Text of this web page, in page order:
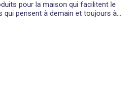
pour la maison qui facilitent le
qui pensent à demain et toujours à